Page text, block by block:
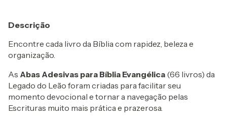
Descrição
Encontre cada livro da Bíblia com rapidez, beleza e
organização.
As Abas Adesivas para Bíblia Evangélica (66 livros) da
Legado do Leão foram criadas para facilitar seu
momento devocional e tornar a navegação pelas
Escrituras muito mais prática e prazerosa.